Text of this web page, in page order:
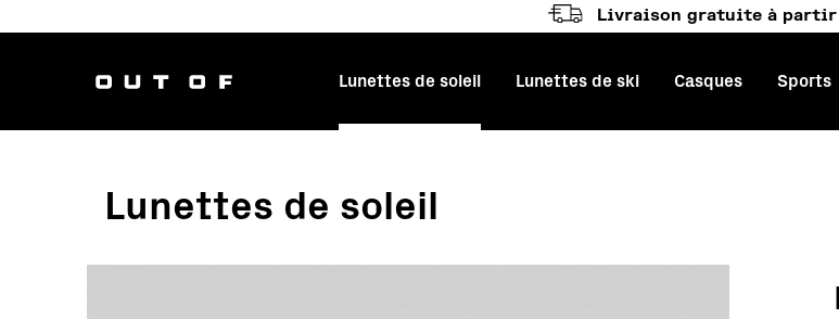
Livraison gratuite à partir
Navigation
Lunettes de soleil Lunettes de ski Casques Sports
Lunettes de soleil